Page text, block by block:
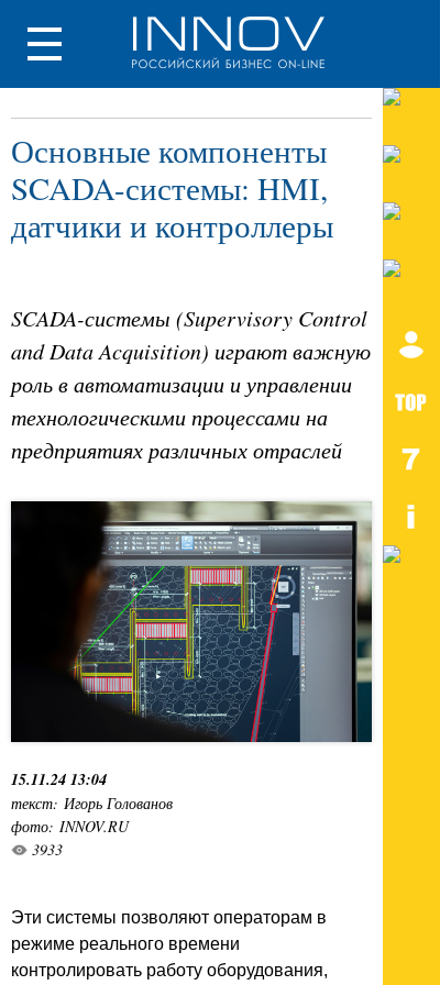
Основные компоненты
SCADA-системы: HMI,
датчики и контроллеры
SCADA-системы (Supervisory Control
and Data Acquisition) играют важную
роль в автоматизации и управлении
технологическими процессами на
предприятиях различных отраслей
15.11.24 13:04
текст: Игорь Голованов
фото: INNOV.RU
3933
Эти системы позволяют операторам в
режиме реального времени
контролировать работу оборудования,